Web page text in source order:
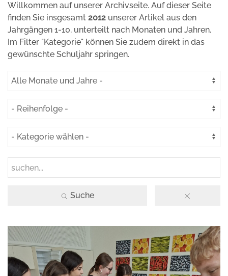
Willkommen auf unserer Archivseite. Auf dieser Seite
finden Sie insgesamt 2012 unserer Artikel aus den
Jahrgängen 1-10, unterteilt nach Monaten und Jahren.
Im Filter "Kategorie" können Sie zudem direkt in das
gewünschte Schuljahr springen.
Suche